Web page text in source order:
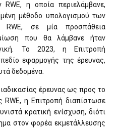
η οποία περιελάμβανε,
μέθοδο υπολογισμού των
RWE, σε μία προσπάθεια
που θα λάμβανε ήταν
Το 2023, η Επιτροπή
εφαρμογής της έρευνας,
δεδομένα.
έρευνας ως προς το
η Επιτροπή διαπίστωσε
κρατική ενίσχυση, διότι
στον φορέα εκμετάλλευσης